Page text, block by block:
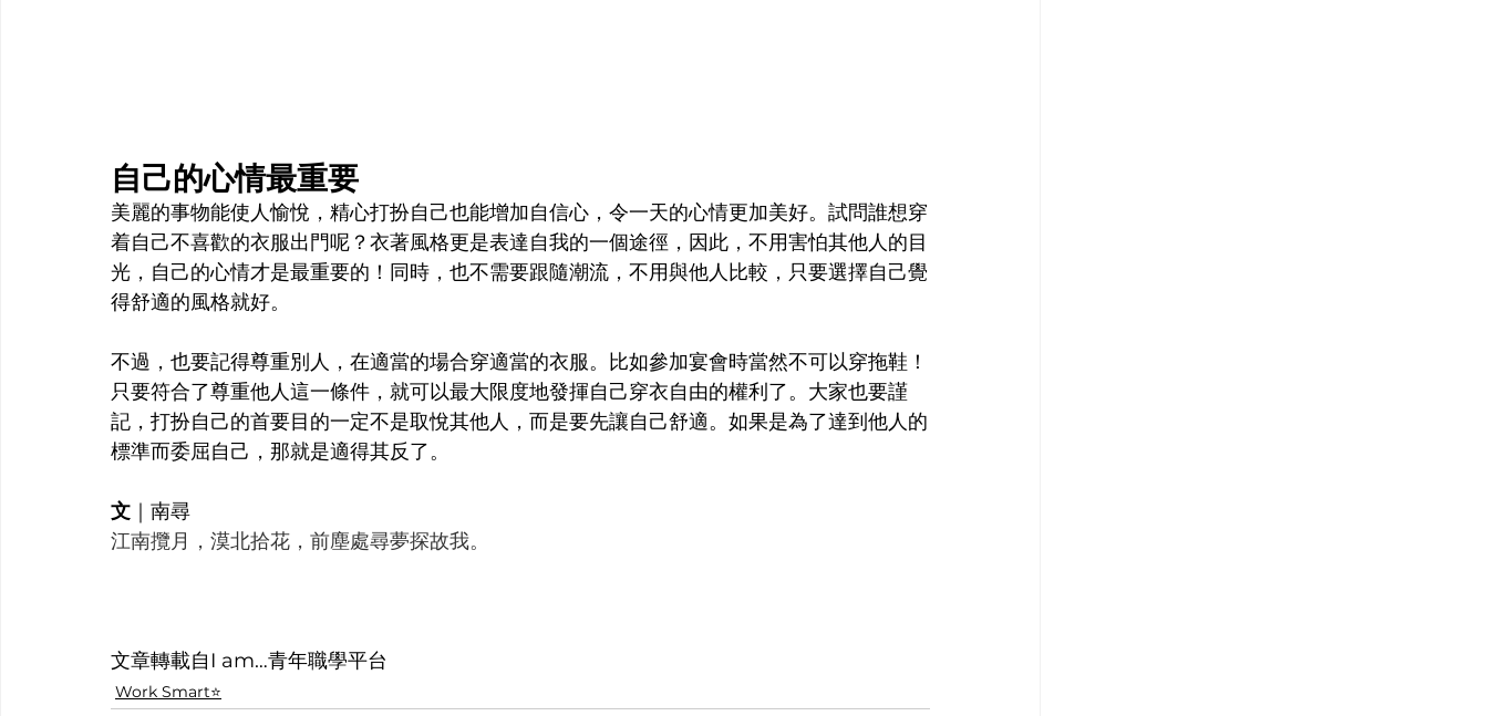
自己的心情最重要
美麗的事物能使人愉悅，精心打扮自己也能增加自信心，令一天的心情更加美好。試問誰想穿
着自己不喜歡的衣服出門呢？衣著風格更是表達自我的一個途徑，因此，不用害怕其他人的目
光，自己的心情才是最重要的！同時，也不需要跟隨潮流，不用與他人比較，只要選擇自己覺
得舒適的風格就好。
不過，也要記得尊重別人，在適當的場合穿適當的衣服。比如參加宴會時當然不可以穿拖鞋！
只要符合了尊重他人這一條件，就可以最大限度地發揮自己穿衣自由的權利了。大家也要謹
記，打扮自己的首要目的一定不是取悅其他人，而是要先讓自己舒適。如果是為了達到他人的
標準而委屈自己，那就是適得其反了。
文 ｜ 南尋
江南攬月，漠北拾花，前塵處尋夢探故我。
文章轉載自I am…青年職學平台
Work Smart⭐️